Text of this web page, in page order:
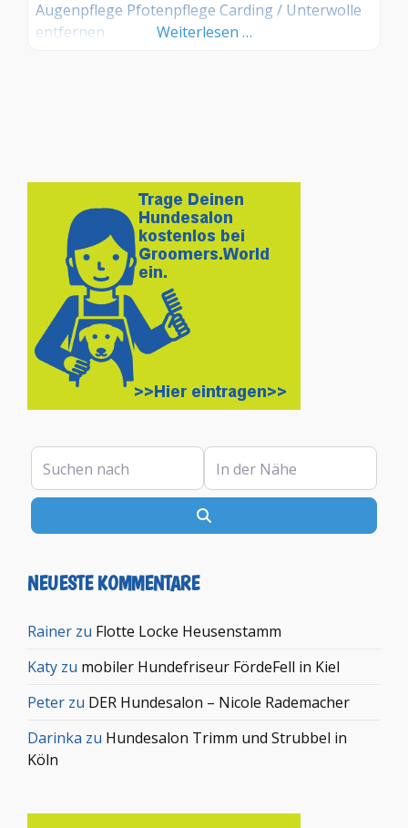
Augenpflege Pfotenpflege Carding / Unterwolle
entfernen
Weiterlesen …
Suchen nach In der Nähe
NEUESTE KOMMENTARE
Rainer zu Flotte Locke Heusenstamm
Katy zu mobiler Hundefriseur FördeFell in Kiel
Peter zu DER Hundesalon – Nicole Rademacher
Darinka zu Hundesalon Trimm und Strubbel in
Köln